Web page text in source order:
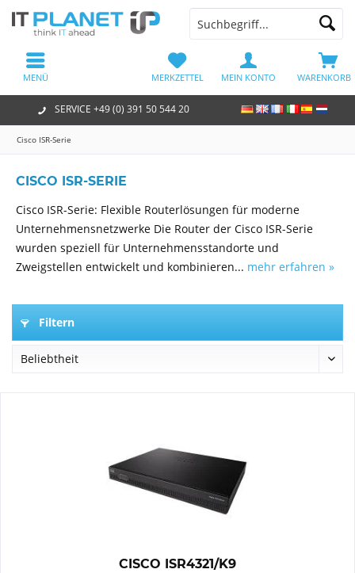
SERVICE +49 (0) 391 50 544 20
WARENKORB
MERKZETTEL MEIN KONTO
MENÜ
Cisco ISR-Serie
CISCO ISR-SERIE
Cisco ISR-Serie: Flexible Routerlösungen für moderne
Unternehmensnetzwerke Die Router der Cisco ISR-Serie
wurden speziell für Unternehmensstandorte und
Zweigstellen entwickelt und kombinieren... mehr erfahren »
Filtern
CISCO ISR4321/K9